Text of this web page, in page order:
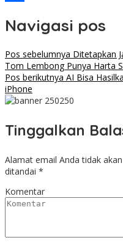
Navigasi pos
Pos sebelumnya Ditetapkan
Tom Lembong Punya Harta
Pos berikutnya AI Bisa
iPhone
Tinggalkan
Alamat email Anda tidak
ditandai *
Komentar